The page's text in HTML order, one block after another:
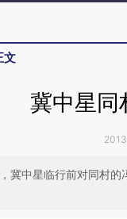
文
冀中星同
冀中星临行前对同村的